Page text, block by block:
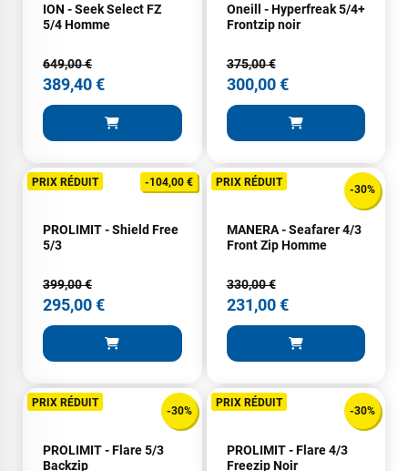
ION - Seek Select FZ
5/4 Homme
649,00 €
389,40 €
Oneill - Hyperfreak 5/4+
Frontzip noir
375,00 €
300,00 €
PRIX RÉDUIT -104,00 €
PROLIMIT - Shield Free
5/3
399,00 €
295,00 €
PRIX RÉDUIT
-30%
MANERA - Seafarer 4/3
Front Zip Homme
330,00 €
231,00 €
PRIX RÉDUIT
-30%
PROLIMIT - Flare 5/3
Backzip
PRIX RÉDUIT
-30%
PROLIMIT - Flare 4/3
Freezip Noir